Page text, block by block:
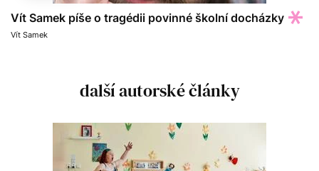
Vít Samek píše o tragédii povinné školní docházky
Vít Samek
další autorské články